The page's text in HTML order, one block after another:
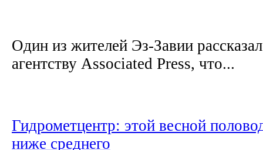
Один из жителей Эз-Завии
агентству Associated Press, что...
Гидрометцентр: этой весной
ниже среднего